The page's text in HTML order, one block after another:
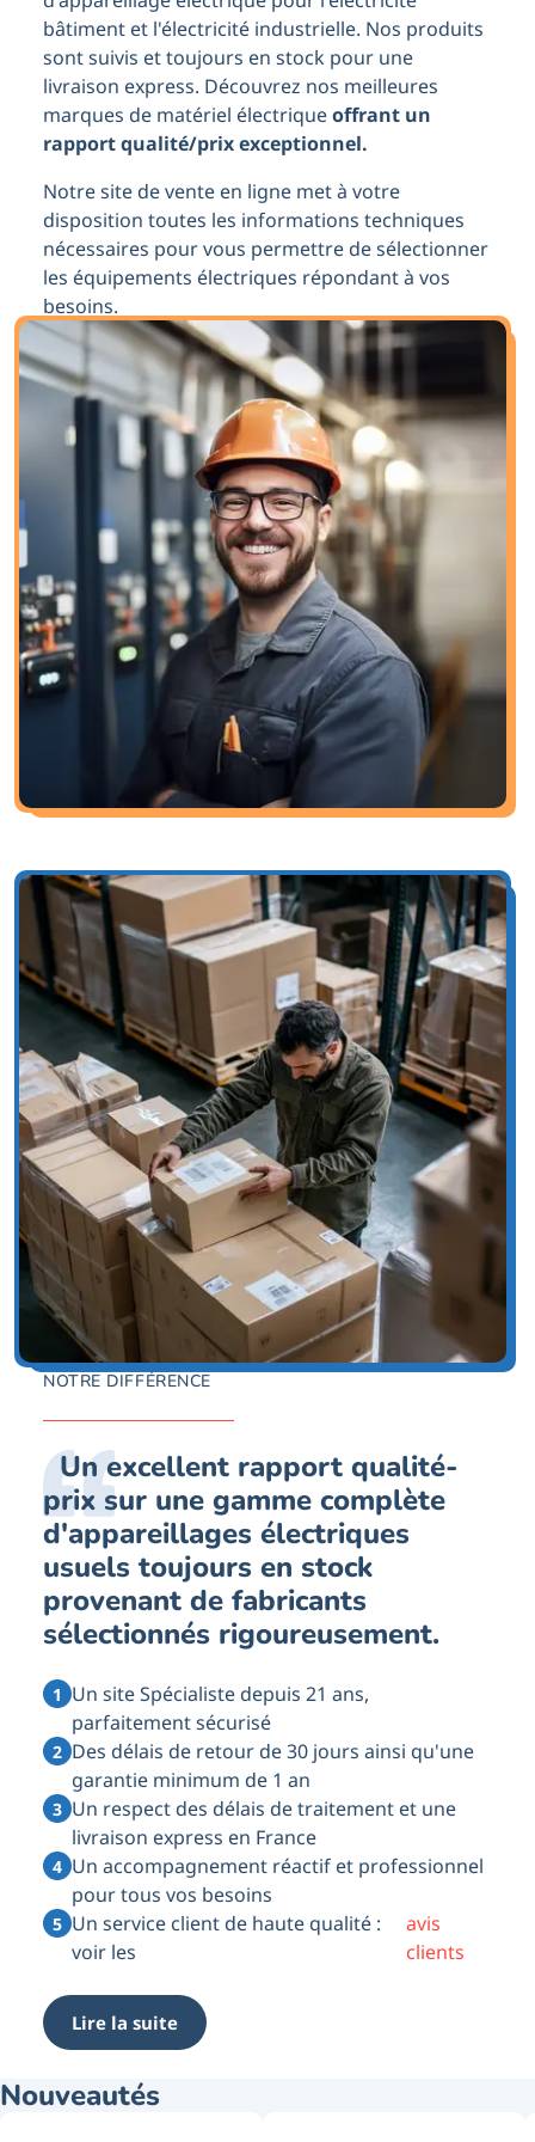
bâtiment et l'électricité industrielle. Nos produits
sont suivis et toujours en stock pour une
livraison express. Découvrez nos meilleures
marques de matériel électriqueoffrant un
rapport qualité/prix exceptionnel.
Notre site de vente en ligne met à votre
disposition toutes les informations techniques
nécessaires pour vous permettre de sélectionner
les équipements électriques répondant à vos
besoins.
NOTRE DIFFÉRENCE
Un excellent rapport qualité-
prix sur une gamme complète
d'appareillages électriques
usuels toujours en stock
provenant de fabricants
sélectionnés rigoureusement.
Un site Spécialiste depuis 21 ans,
parfaitement sécurisé
Des délais de retour de 30 jours ainsi qu'une
garantie minimum de 1 an
Un respect des délais de traitement et une
livraison express en France
Un accompagnement réactif et professionnel
pour tous vos besoins
Un service client de haute qualité :
voir les
avis
clients
Lire la suite
Nouveautés